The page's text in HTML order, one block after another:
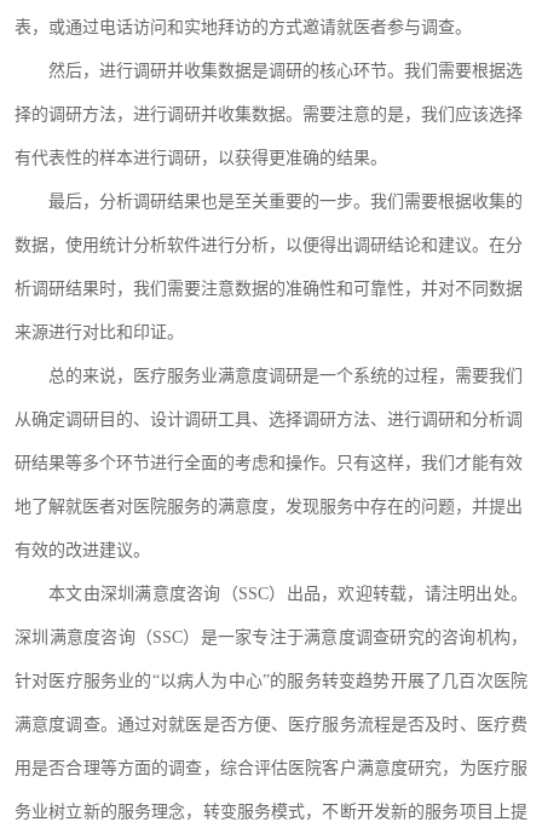
表，或通过电话访问和实地拜访的方式邀请就医者参与调查。
然后，进行调研并收集数据是调研的核心环节。我们需要根据选
择的调研方法，进行调研并收集数据。需要注意的是，我们应该选择
有代表性的样本进行调研，以获得更准确的结果。
最后，分析调研结果也是至关重要的一步。我们需要根据收集的
数据，使用统计分析软件进行分析，以便得出调研结论和建议。在分
析调研结果时，我们需要注意数据的准确性和可靠性，并对不同数据
来源进行对比和印证。
总的来说，医疗服务业满意度调研是一个系统的过程，需要我们
从确定调研目的、设计调研工具、选择调研方法、进行调研和分析调
研结果等多个环节进行全面的考虑和操作。只有这样，我们才能有效
地了解就医者对医院服务的满意度，发现服务中存在的问题，并提出
有效的改进建议。
本文由深圳满意度咨询（SSC）出品，欢迎转载，请注明出处。
深圳满意度咨询（SSC）是一家专注于满意度调查研究的咨询机构 ，
针对医疗服务业的“以病人为中心”的服务转变趋势开展了几百次医院
满意度调查。通过对就医是否方便、医疗服务流程是否及时、医疗费
用是否合理等方面的调查，综合评估医院客户满意度研究，为医疗服
务业树立新的服务理念，转变服务模式，不断开发新的服务项目上提